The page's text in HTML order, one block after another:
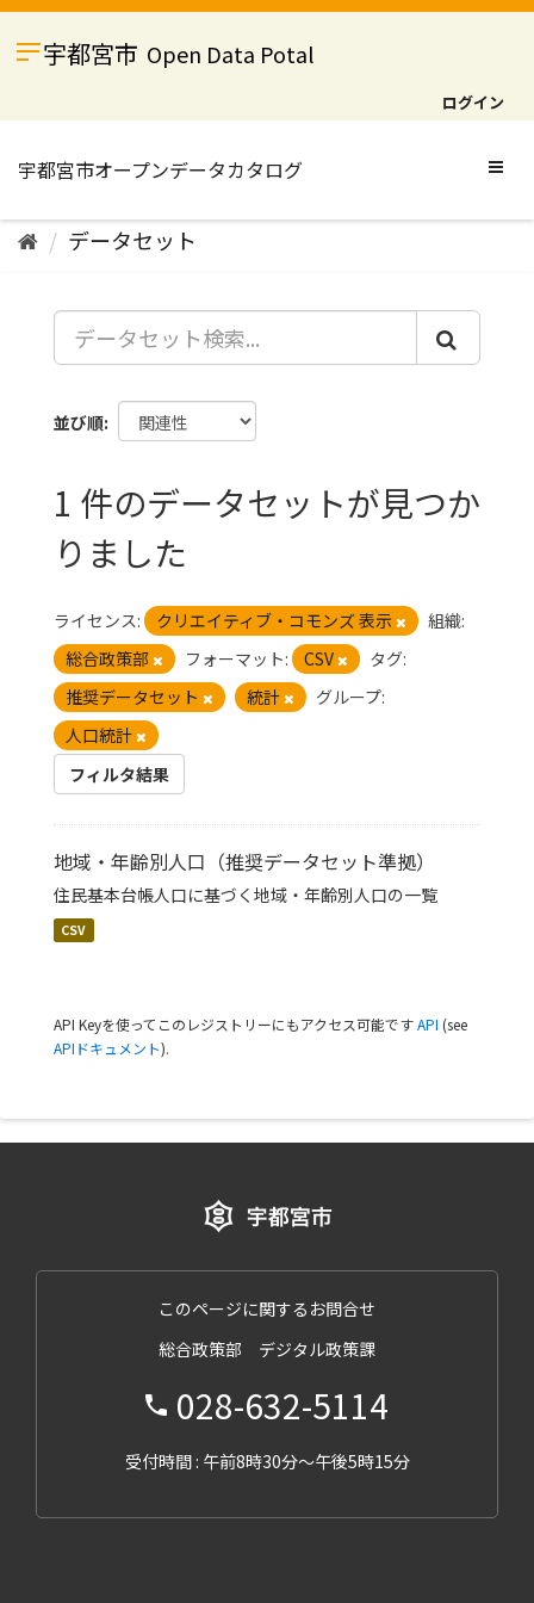
ス
宇都宮市 Open Data Potal
ログイン
データセット
並び順
1 件のデータセットが見つか
りました
ライセンス: クリエイティブ・コモンズ 表示
組織:
総合政策部
フォーマット: CSV
タグ:
推奨データセット
統計
グループ:
人口統計
フィルタ結果
地域・年齢別人口（推奨データセット準拠）
住民基本台帳人口に基づく地域・年齢別人口の一覧
CSV
API Keyを使ってこのレジストリーにもアクセス可能ですAPI (see
APIドキュメント).
このページに関するお問合せ
総合政策部 デジタル政策課
028-632-5114
受付時間 : 午前8時30分～午後5時15分